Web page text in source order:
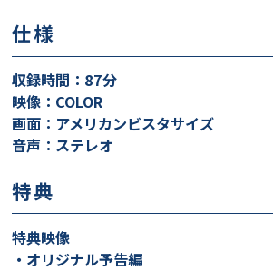
仕様
収録時間：87分
映像：COLOR
画面：アメリカンビスタサイズ
音声：ステレオ
特典
特典映像
・オリジナル予告編